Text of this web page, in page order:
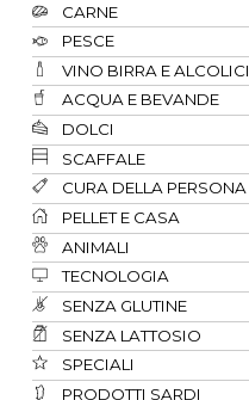
CARNE
PESCE
VINO BIRRA E ALCOLICI
ACQUA E BEVANDE
DOLCI
SCAFFALE
CURA DELLA PERSONA
PELLET E CASA
ANIMALI
TECNOLOGIA
SENZA GLUTINE
SENZA LATTOSIO
SPECIALI
PRODOTTI SARDI